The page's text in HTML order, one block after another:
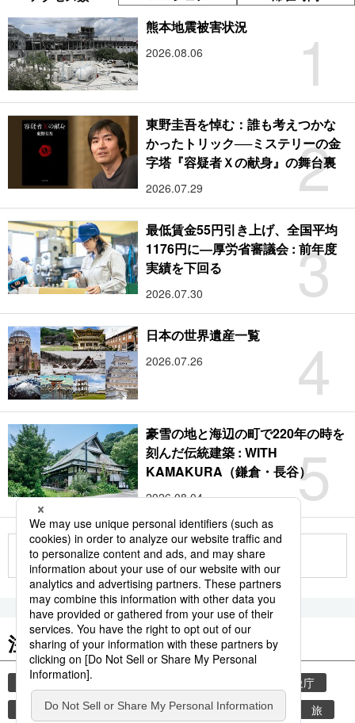
1
熊本地震被害状況
2026.08.06
2
東野圭吾を悼む：誰も考えつかな
かったトリック──ミステリーの金
字塔『容疑者Ｘの献身』の舞台裏
2026.07.29
3
最低賃金55円引き上げ、全国平均
1176円に―厚労省審議会 : 前年度
実績を下回る
2026.07.30
4
日本の世界遺産一覧
2026.07.26
5
豪雪の地と海辺の町で220年の時を
刻んだ伝統建築 : WITH
KAMAKURA（鎌倉・長谷）
2026.08.04
もっと見る
注目のキーワード
共同通信ニュース
気象庁
地震 熊本地震 熊本 観光 旅